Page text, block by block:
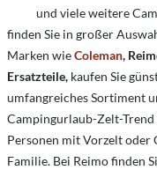
und viele weitere
finden Sie in großer
Marken wieColeman,
Ersatzteile, kaufen Sie
umfangreiches Sortiment
Campingurlaub-Zelt-
Personen mit Vorzelt oder
Familie. Bei Reimo finden